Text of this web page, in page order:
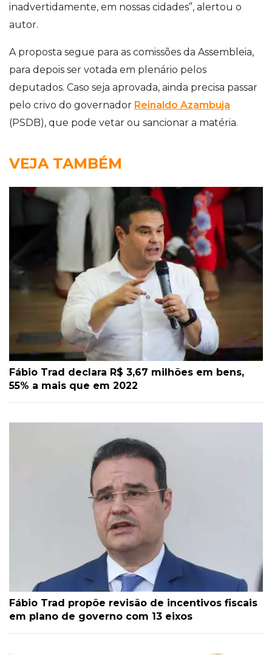
inadvertidamente, em nossas cidades”, alertou o
autor.
A proposta segue para as comissões da Assembleia,
para depois ser votada em plenário pelos
deputados. Caso seja aprovada, ainda precisa passar
pelo crivo do governador Reinaldo Azambuja
(PSDB), que pode vetar ou sancionar a matéria.
VEJA TAMBÉM
Fábio Trad declara R$ 3,67 milhões em bens,
55% a mais que em 2022
Fábio Trad propõe revisão de incentivos fiscais
em plano de governo com 13 eixos